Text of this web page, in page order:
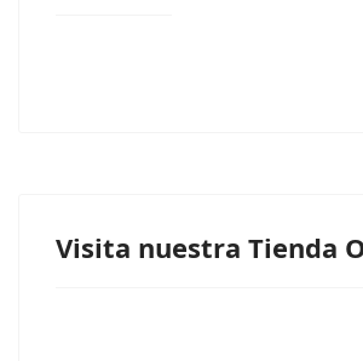
Visita nuestra Tienda